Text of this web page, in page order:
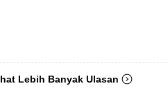
Lebih Banyak Ulasan